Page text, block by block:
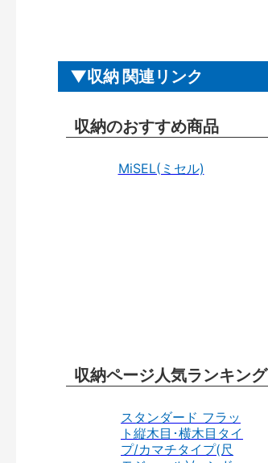
収納 関連リンク
収納のおすすめ商品
MiSEL(ミセル)
収納ページ人気ランキング
スタンダード フラッ
ト縦木目･横木目タイ
プ/カマチタイプ(尺